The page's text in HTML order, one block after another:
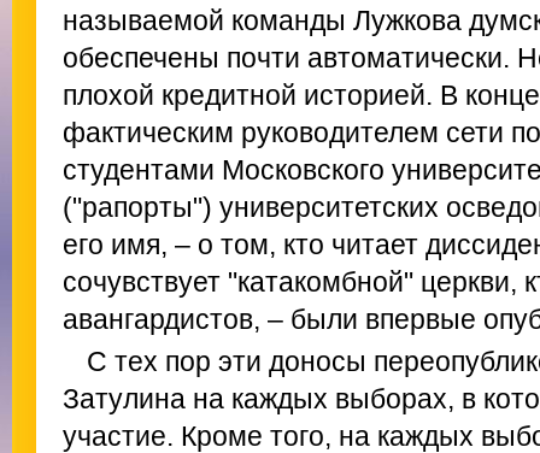
называемой команды Лужкова
обеспечены почти автоматически.
плохой кредитной историей. В
фактическим руководителем сети
студентами Московского
("рапорты") университетских
его имя, – о том, кто читает
сочувствует "катакомбной" церкви,
авангардистов, – были впервые
С тех пор эти доносы
Затулина на каждых выборах, в
участие. Кроме того, на каждых